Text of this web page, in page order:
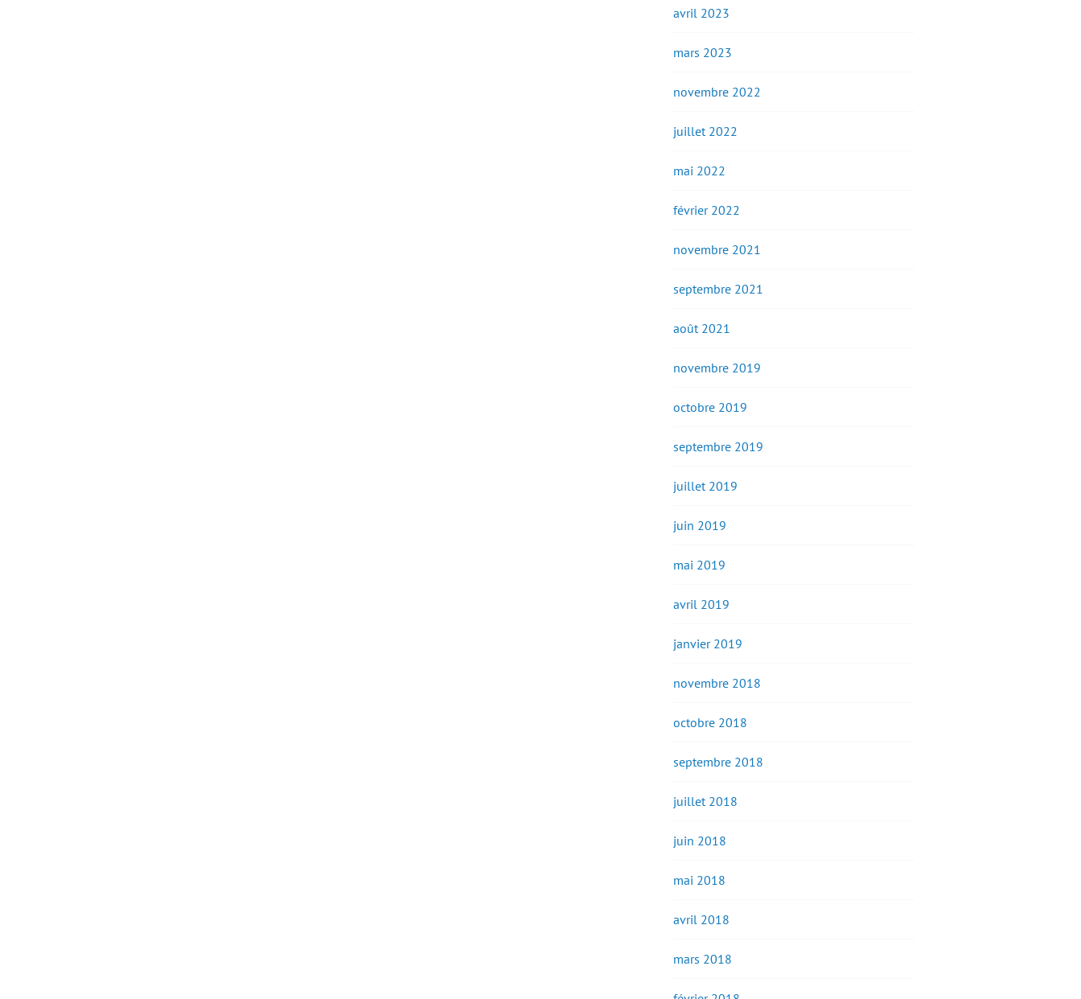
avril 2023
mars 2023
novembre 2022
juillet 2022
mai 2022
février 2022
novembre 2021
septembre 2021
août 2021
novembre 2019
octobre 2019
septembre 2019
juillet 2019
juin 2019
mai 2019
avril 2019
janvier 2019
novembre 2018
octobre 2018
septembre 2018
juillet 2018
juin 2018
mai 2018
avril 2018
mars 2018